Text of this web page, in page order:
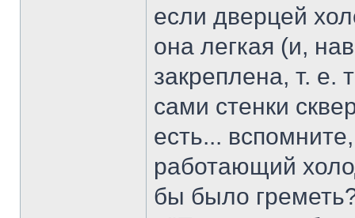
если дверцей
она легкая (и,
закреплена, т. е.
сами стенки
есть...
работающий
бы было